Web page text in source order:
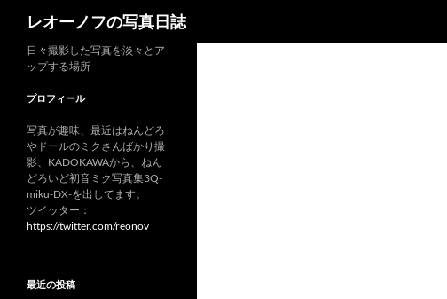
レオーノフの写真日誌
日々撮影した写真を淡々とア
ップする場所
プロフィール
写真が趣味、最近はねんどろ
やドールのミクさんばかり撮
影、KADOKAWAから、ねん
どろいど初音ミク写真集3Q-
miku-DX-を出してます。
ツイッター：
https://twitter.com/reonov
最近の投稿